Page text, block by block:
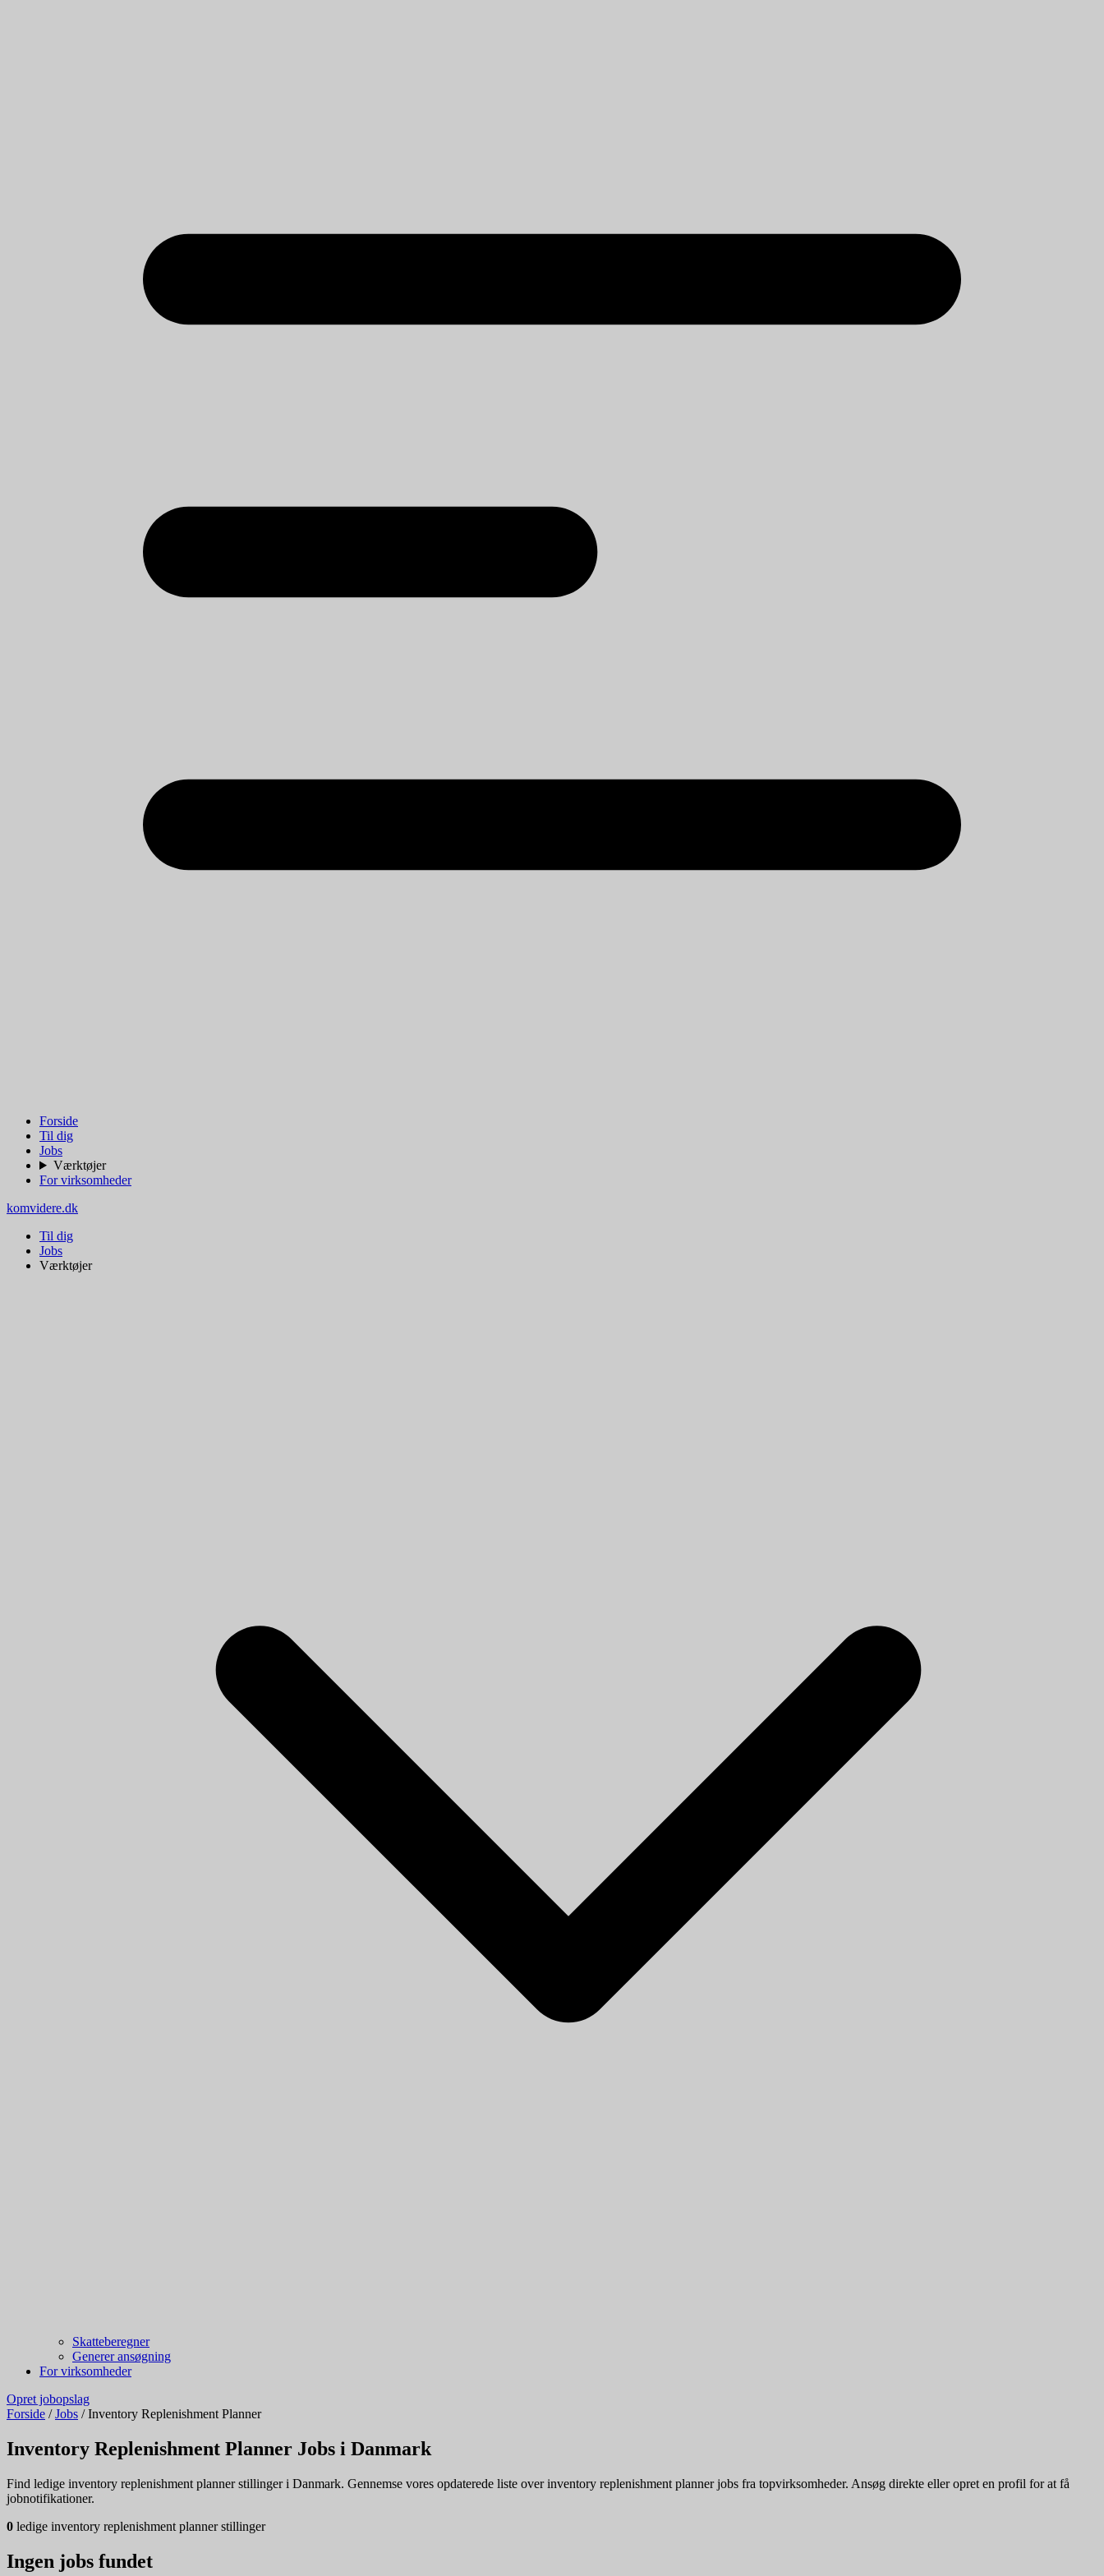
Forside
Til dig
Jobs
Værktøjer
For virksomheder
komvidere.dk
Til dig
Jobs
Værktøjer
Skatteberegner
Generer ansøgning
For virksomheder
Opret jobopslag
Forside / Jobs / Inventory Replenishment Planner
Inventory Replenishment Planner Jobs i Danmark
Find ledige inventory replenishment planner stillinger i Danmark. Gennemse vores opdaterede liste over inventory replenishment planner jobs fra topvirksomheder. Ansøg direkte eller opret en profil for at få
jobnotifikationer.
0 ledige inventory replenishment planner stillinger
Ingen jobs fundet